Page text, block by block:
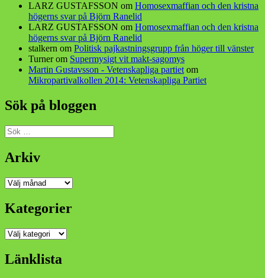
LARZ GUSTAFSSON om Homosexmaffian och den kristna
högerns svar på Björn Ranelid
LARZ GUSTAFSSON om Homosexmaffian och den kristna
högerns svar på Björn Ranelid
stalkern om Politisk pajkastningsgrupp från höger till vänster
Turnerom Supermysigt vit makt-sagomys
Martin Gustavsson - Vetenskapliga partietom
Mikropartivalkollen 2014: Vetenskapliga Partiet
Sök på bloggen
Sök
efter:
Arkiv
Arkiv
Kategorier
Kategorier
Länklista